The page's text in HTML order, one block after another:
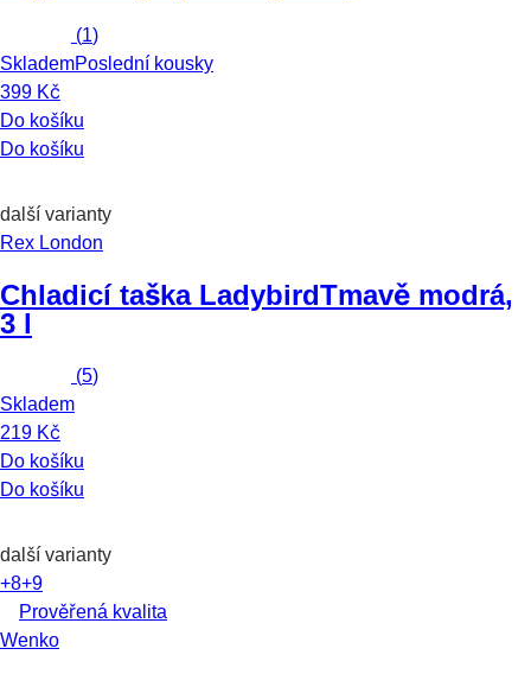
(1)
SklademPoslední kousky
399 Kč
Do košíku
Do košíku
další varianty
Rex London
Chladicí taška LadybirdTmavě modrá,
3 l
(5)
Skladem
219 Kč
Do košíku
Do košíku
další varianty
+8+9
Prověřená kvalita
Wenko